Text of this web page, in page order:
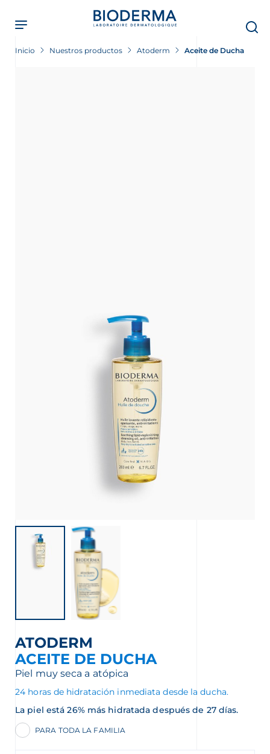
main
content
Inicio Nuestros productos Atoderm Aceite de Ducha
ATODERM
ACEITE DE DUCHA
Piel muy seca a atópica
24 horas de hidratación inmediata desde la ducha.
La piel está 26% más hidratada después de 27 días.
PARA TODA LA FAMILIA